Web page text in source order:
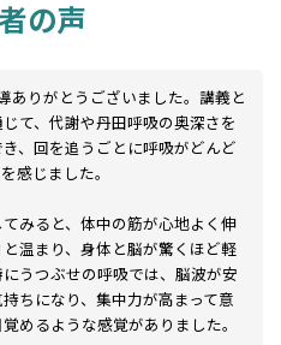
の声
ありがとうございました。講義と
じて、代謝や丹田呼吸の奥深さを
、回を追うごとに呼吸がどんど
感じました。
みると、体中の筋が心地よく伸
温まり、身体と脳が驚くほど軽
うつぶせの呼吸では、脳波が安
ちになり、集中力が高まって意
めるような感覚がありました。